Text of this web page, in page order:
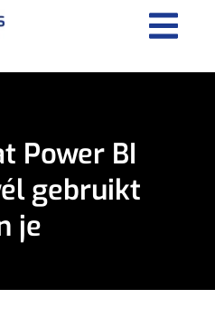
Power BI
gebruikt
je